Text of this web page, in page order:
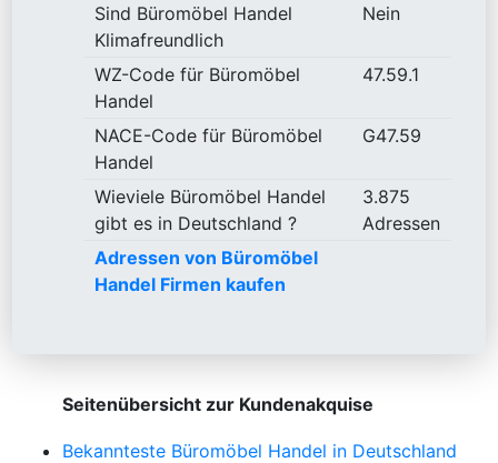
Sind Büromöbel Handel
Klimafreundlich
Nein
WZ-Code für Büromöbel
Handel
47.59.1
NACE-Code für Büromöbel
Handel
G47.59
Wieviele Büromöbel Handel
gibt es in Deutschland ?
3.875
Adressen
Adressen von Büromöbel
Handel Firmen kaufen
Seitenübersicht zur Kundenakquise
Bekannteste Büromöbel Handel in Deutschland